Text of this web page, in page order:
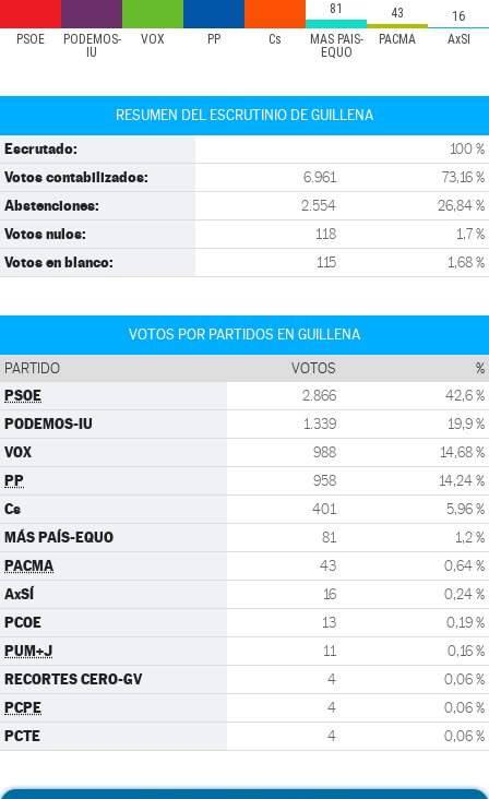
PSOE
PODEMOS-
IU
VOX PP Cs
MÁS PAÍS-
EQUO
PACMA AxSÍ
81 43 16
RESUMEN DEL ESCRUTINIO DE GUILLENA
Escrutado: 100 %
Votos contabilizados: 6.961 73,16 %
Abstenciones: 2.554 26,84 %
Votos nulos: 118 1,7 %
Votos en blanco: 115 1,68 %
VOTOS POR PARTIDOS EN GUILLENA
PARTIDO VOTOS %
PSOE 2.866 42,6 %
PODEMOS-IU 1.339 19,9 %
VOX 988 14,68 %
PP 958 14,24 %
Cs 401 5,96 %
MÁS PAÍS-EQUO 81 1,2 %
PACMA 43 0,64 %
AxSÍ 16 0,24 %
PCOE 13 0,19 %
PUM+J 11 0,16 %
RECORTES CERO-GV 4 0,06 %
PCPE 4 0,06 %
PCTE 4 0,06 %